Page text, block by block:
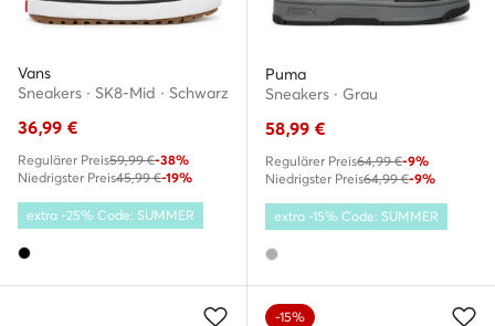
Vans
Sneakers · SK8-Mid · Schwarz
36,99 €
Regulärer Preis59,99 €-38%
Niedrigster Preis45,99 €-19%
extra -25% Code: SUMMER
Puma
Sneakers · Grau
58,99 €
Regulärer Preis64,99 €-9%
Niedrigster Preis64,99 €-9%
extra -15% Code: SUMMER
-15%